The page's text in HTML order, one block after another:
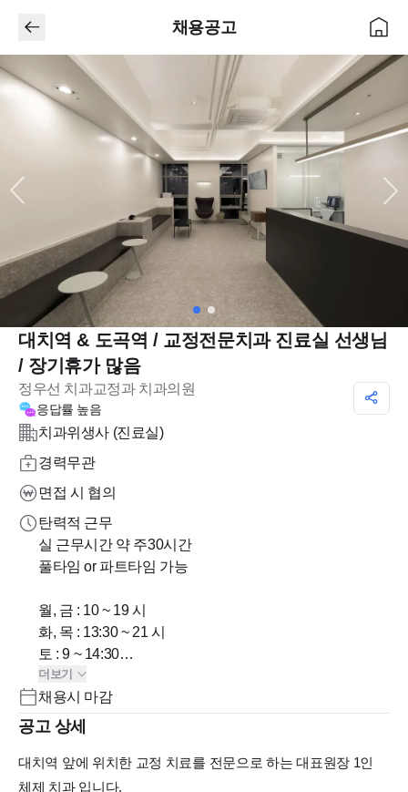
채용공고
대치역 & 도곡역 / 교정전문치과 진료실 선생님
/ 장기휴가 많음
정우선 치과교정과 치과의원
응답률 높음
치과위생사 (진료실)
경력무관
면접 시 협의
탄력적 근무
실 근무시간 약 주30시간
풀타임 or 파트타임 가능
월, 금 : 10 ~ 19 시
화, 목 : 13:30 ~ 21 시
토 : 9 ~ 14:30
* 수요일 휴진
* 방학 중에는 화요일 10 ~19시로 변경
더보기
채용시 마감
공고 상세
대치역 앞에 위치한 교정 치료를 전문으로 하는 대표원장 1인
체제 치과 입니다.